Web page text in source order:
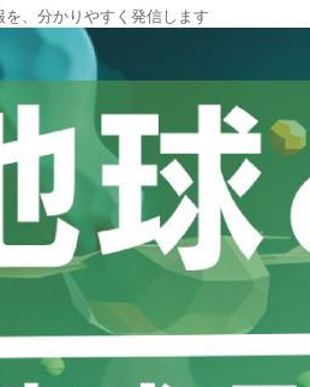
、分かりやすく発信します